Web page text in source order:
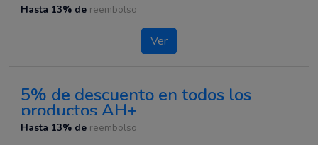
Hasta 13% de reembolso
Ver
5% de descuento en todos los
productos AH+
Hasta 13% de reembolso